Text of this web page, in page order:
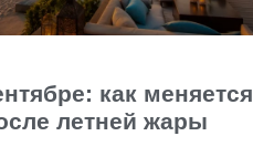
как меняется
летней жары